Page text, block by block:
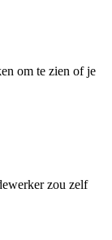
om te zien of je
zou zelf